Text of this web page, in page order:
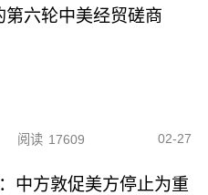
六轮中美经贸磋商
阅读 17609 02-27
中方敦促美方停止为重